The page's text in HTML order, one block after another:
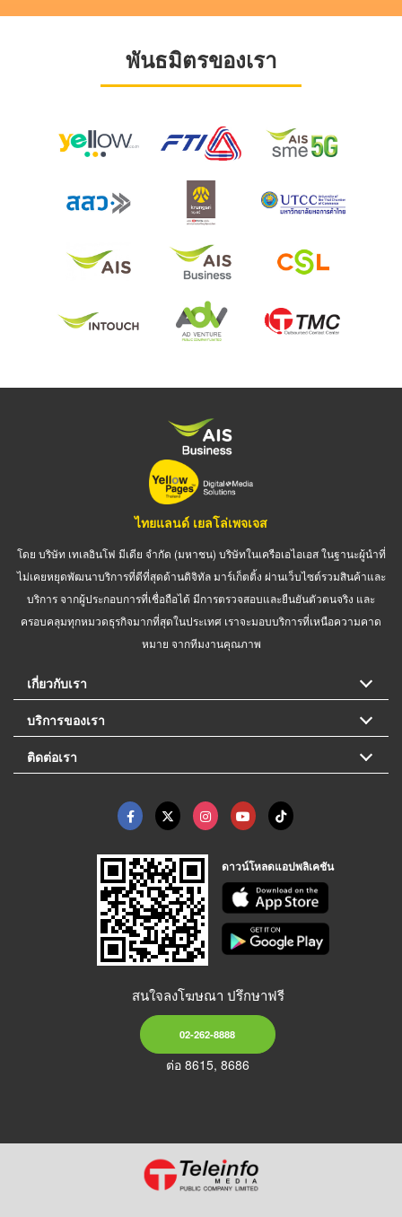
พันธมิตรของเรา
ไทยแลนด์ เยลโล่เพจเจส
โดย บริษัท เทเลอินโฟ มีเดีย จำกัด (มหาชน) บริษัทในเครือเอไอเอส ในฐานะผู้นำที่
ไม่เคยหยุดพัฒนาบริการที่ดีที่สุดด้านดิจิทัล มาร์เก็ตติ้ง ผ่านเว็บไซต์รวมสินค้าและ
บริการ จากผู้ประกอบการที่เชื่อถือได้ มีการตรวจสอบและยืนยันตัวตนจริง และ
ครอบคลุมทุกหมวดธุรกิจมากที่สุดในประเทศ เราจะมอบบริการที่เหนือความคาด
หมาย จากทีมงานคุณภาพ
เกี่ยวกับเรา
บริการของเรา
ติดต่อเรา
ดาวน์โหลดแอปพลิเคชัน
สนใจลงโฆษณา ปรึกษาฟรี
02-262-8888
ต่อ 8615, 8686